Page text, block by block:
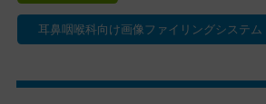
耳鼻咽喉科向け画像ファイリングシステ